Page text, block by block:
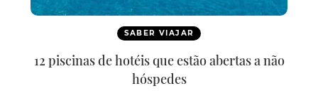
SABER VIAJAR
12 piscinas de hotéis que estão abertas a não
hóspedes